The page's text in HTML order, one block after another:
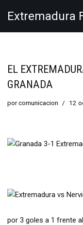
Extremadura
EL
GRANADA
porcomunicacion 12
por 3 goles a 1 frente